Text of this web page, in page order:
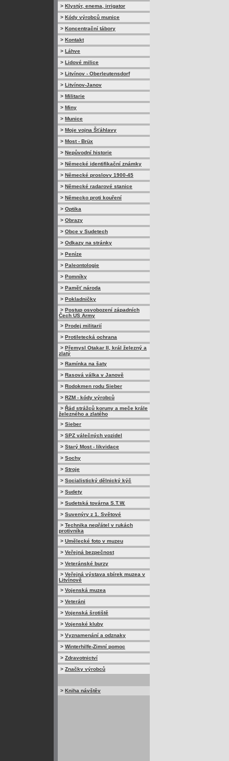
> Klystýr, enema, irrigator
> Kódy výrobců munice
> Koncentrační tábory
> Kontakt
> Láhve
> Lidové milice
> Litvínov - Oberleutensdorf
> Litvínov-Janov
> Militarie
> Miny
> Munice
> Moje vojna Šťáhlavy
> Most - Brüx
> Nepůvodní historie
> Německé identifikační známky
> Německé proslovy 1900-45
> Německé radarové stanice
> Německo proti kouření
> Optika
> Obrazy
> Obce v Sudetech
> Odkazy na stránky
> Peníze
> Paleontologie
> Pomníky
> Paměť národa
> Pokladničky
> Postup osvobození západních
Čech US Army
> Prodej militarií
> Protiletecká ochrana
> Přemysl Otakar II, král železný a
zlatý
> Ramínka na šaty
> Rasová válka v Janově
> Rodokmen rodu Sieber
> RZM - kódy výrobců
> Řád strážců koruny a meče krále
železného a zlatého
> Sieber
> SPZ válečných vozidel
> Starý Most - likvidace
> Sochy
> Stroje
> Socialistický dělnický kýč
> Sudety
> Sudetská továrna S.T.W.
> Suvenýry z 1. Světové
> Technika nepřátel v rukách
protivníka
> Umělecké foto v muzeu
> Veřejná bezpečnost
> Veteránské burzy
> Veřejná výstava sbírek muzea v
Litvínově
> Vojenská muzea
> Veteráni
> Vojenská šrotiště
> Vojenské kluby
> Vyznamenání a odznaky
> Winterhilfe-Zimní pomoc
> Zdravotnictví
> Značky výrobců
> Kniha návštěv